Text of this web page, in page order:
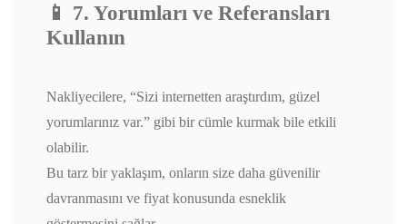
📱 7. Yorumları ve Referansları
Kullanın
Nakliyecilere, “Sizi internetten araştırdım, güzel
yorumlarınız var.” gibi bir cümle kurmak bile etkili
olabilir.
Bu tarz bir yaklaşım, onların size daha güvenilir
davranmasını ve fiyat konusunda esneklik